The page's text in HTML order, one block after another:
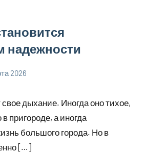
надежности
2026
дыхание. Иногда оно тихое,
в пригороде, а иногда
большого города. Но в
[…]